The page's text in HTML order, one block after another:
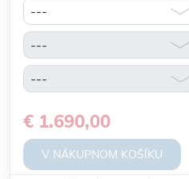
€ 1.690,00
V NÁKUPNOM KOŠÍKU